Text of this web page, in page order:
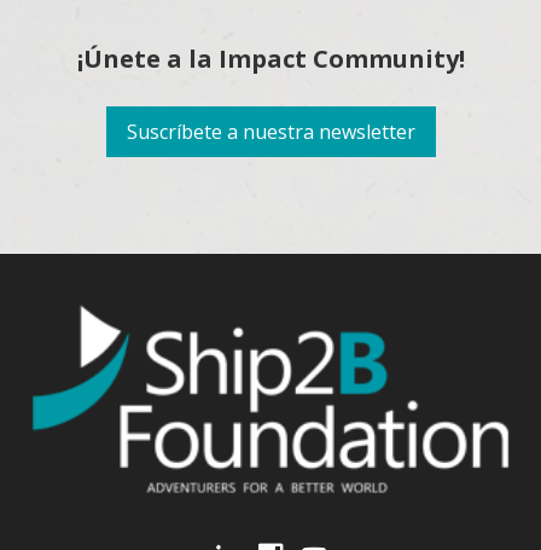
¡Únete a la Impact Community!
Suscríbete a nuestra newsletter